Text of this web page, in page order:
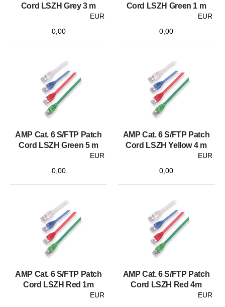
Cord LSZH Grey 3 m
EUR
0,00
Cord LSZH Green 1 m
EUR
0,00
AMP Cat. 6 S/FTP Patch
Cord LSZH Green 5 m
EUR
0,00
AMP Cat. 6 S/FTP Patch
Cord LSZH Yellow 4 m
EUR
0,00
AMP Cat. 6 S/FTP Patch
Cord LSZH Red 1m
EUR
AMP Cat. 6 S/FTP Patch
Cord LSZH Red 4m
EUR